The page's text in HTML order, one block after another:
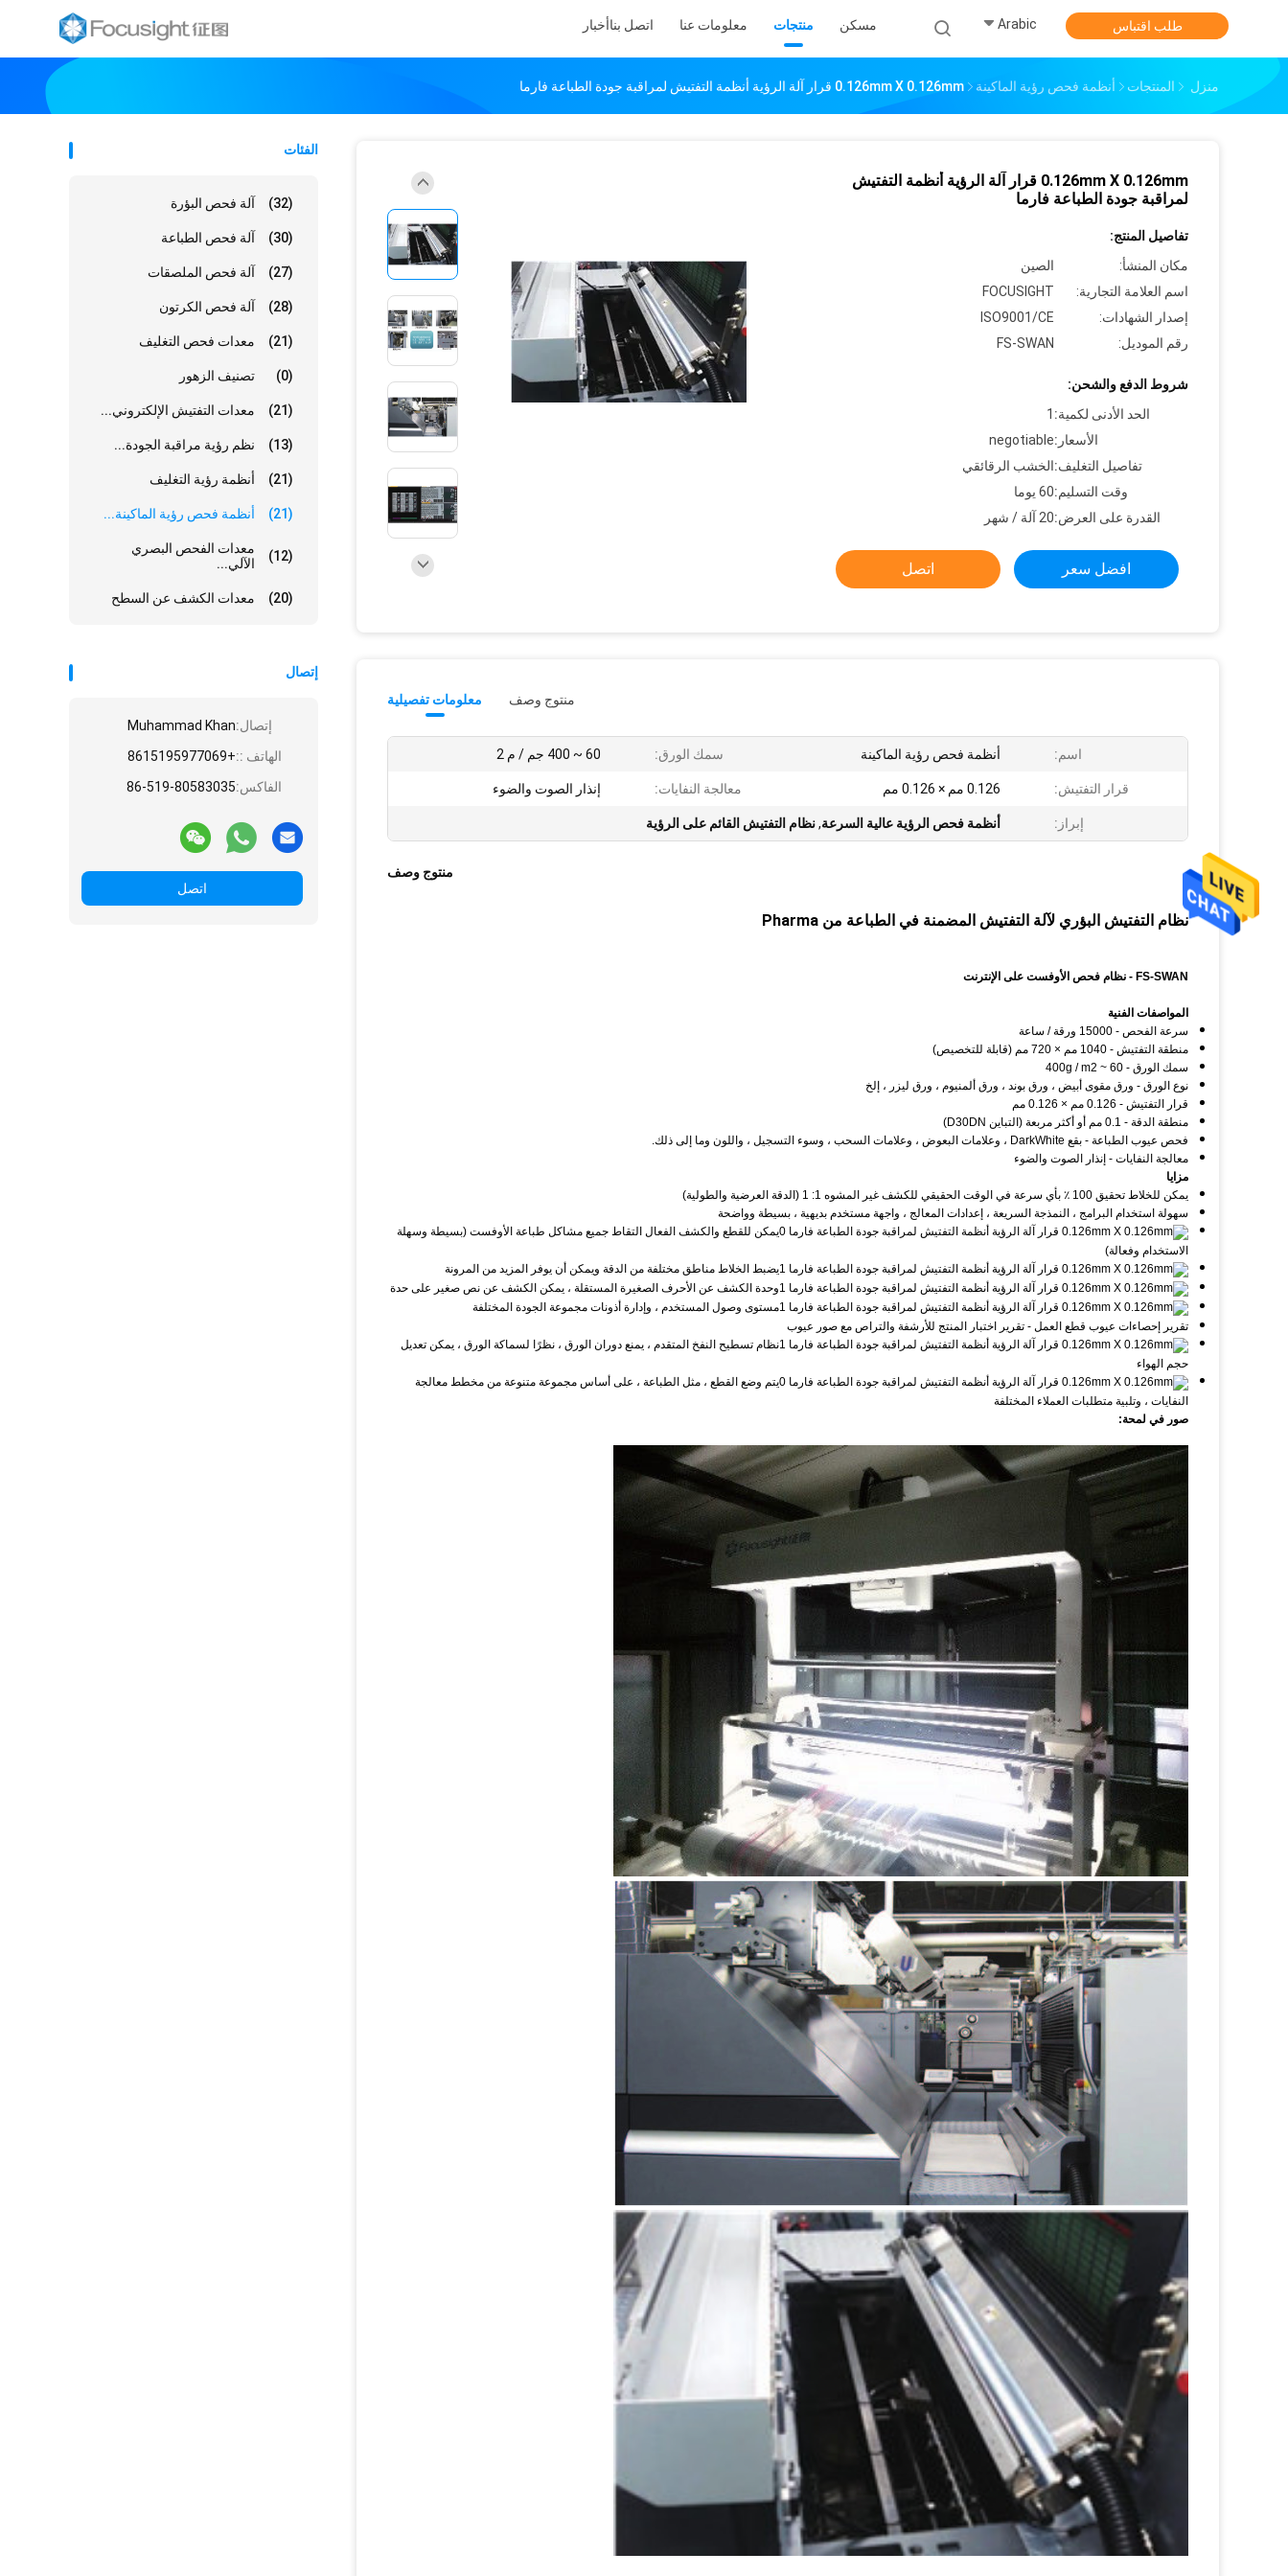
مسكن منتجات معلومات عنا اتصل بناأخبار Arabic طلب اقتباس
منزل المنتجات أنظمة فحص رؤية الماكينة 0.126mm X 0.126mm قرار آلة الرؤية أنظمة التفتيش لمراقبة جودة الطباعة فارما
الفئات
آلة فحص البؤرة (32)
آلة فحص الطباعة (30)
آلة فحص الملصقات (27)
آلة فحص الكرتون (28)
معدات فحص التغليف (21)
تصنيف الزهور (0)
معدات التفتيش الإلكتروني... (21)
نظم رؤية مراقبة الجودة... (13)
أنظمة رؤية التغليف (21)
أنظمة فحص رؤية الماكينة... (21)
معدات الفحص البصري
الآلي...
(12)
معدات الكشف عن السطح (20)
إتصال
إتصال:Muhammad Khan
الهاتف ::+8615195977069
الفاكس:86-519-80583035
اتصل
0.126mm X 0.126mm قرار آلة الرؤية أنظمة التفتيش
لمراقبة جودة الطباعة فارما
تفاصيل المنتج:
مكان المنشأ:
الصين
اسم العلامة التجارية:
FOCUSIGHT
إصدار الشهادات:
ISO9001/CE
رقم الموديل:
FS-SWAN
شروط الدفع والشحن:
الحد الأدنى لكمية: 1
الأسعار:negotiable
تفاصيل التغليف:الخشب الرقائقي
وقت التسليم:60 يوما
القدرة على العرض:20 آلة / شهر
افضل سعر اتصل
معلومات تفصيلية منتوج وصف
اسم: أنظمة فحص رؤية الماكينة سمك الورق: 60 ~ 400 جم / م 2
قرار التفتيش: 0.126 مم × 0.126 مم معالجة النفايات: إنذار الصوت والضوء
إبراز: أنظمة فحص الرؤية عالية السرعة,نظام التفتيش القائم على الرؤية
منتوج وصف
نظام التفتيش البؤري لآلة التفتيش المضمنة في الطباعة من Pharma
FS-SWAN - نظام فحص الأوفست على الإنترنت
المواصفات الفنية
سرعة الفحص - 15000 ورقة / ساعة
منطقة التفتيش - 1040 مم × 720 مم (قابلة للتخصيص)
سمك الورق - 60 ~ 400g / m2
نوع الورق - ورق مقوى أبيض ، ورق بوند ، ورق ألمنيوم ، ورق ليزر ، إلخ
قرار التفتيش - 0.126 مم × 0.126 مم
منطقة الدقة - 0.1 مم أو أكثر مربعة (التباين D30DN)
فحص عيوب الطباعة - بقع DarkWhite ، وعلامات البعوض ، وعلامات السحب ، وسوء التسجيل ، واللون وما إلى ذلك.
معالجة النفايات - إنذار الصوت والضوء
مزايا
يمكن للخلاط تحقيق 100 ٪ بأي سرعة في الوقت الحقيقي للكشف غير المشوه 1: 1 (الدقة العرضية والطولية)
سهولة استخدام البرامج ، النمذجة السريعة ، إعدادات المعالج ، واجهة مستخدم بديهية ، بسيطة وواضحة
يمكن للقطع والكشف الفعال التقاط جميع مشاكل طباعة الأوفست (بسيطة وسهلة
الاستخدام وفعالة)
يضبط الخلاط مناطق مختلفة من الدقة ويمكن أن يوفر المزيد من المرونة
وحدة الكشف عن الأحرف الصغيرة المستقلة ، يمكن الكشف عن نص صغير على حدة
مستوى وصول المستخدم ، وإدارة أذونات مجموعة الجودة المختلفة
تقرير إحصاءات عيوب قطع العمل - تقرير اختبار المنتج للأرشفة والتراص مع صور عيوب
نظام تسطيح النفخ المتقدم ، يمنع دوران الورق ، نظرًا لسماكة الورق ، يمكن تعديل
حجم الهواء
يتم وضع القطع ، مثل الطباعة ، على أساس مجموعة متنوعة من مخطط معالجة
النفايات ، وتلبية متطلبات العملاء المختلفة
صور في لمحة: